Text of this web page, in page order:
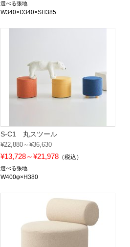
選べる張地
W340×D340×SH385
S-C1 丸スツール
¥22,880～¥36,630
¥13,728～¥21,978（税込）
選べる張地
W400φ×H380